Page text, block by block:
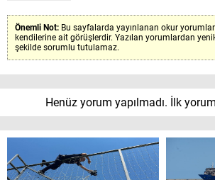
Önemli Not: Bu sayfalarda yayınlanan okur
kendilerine ait görüşlerdir. Yazılan yorumlardan
şekilde sorumlu tutulamaz.
Henüz yorum yapılmadı. İlk